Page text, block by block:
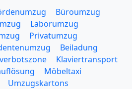
Büroumzug
Laborumzug
Privatumzug
Beiladung
Klaviertransport
Möbeltaxi
Umzugskartons